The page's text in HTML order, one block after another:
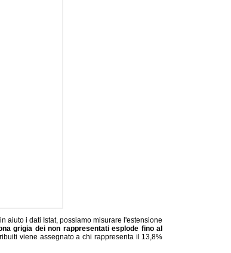
aiuto i dati Istat, possiamo misurare l'estensione
grigia dei non rappresentati esplode fino al
viene assegnato a chi rappresenta il 13,8%